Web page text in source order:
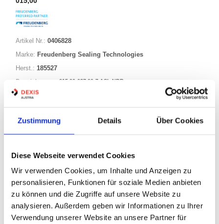
Zustimmung Details Über Cookies
Diese Webseite verwendet Cookies
Wir verwenden Cookies, um Inhalte und Anzeigen zu
personalisieren, Funktionen für soziale Medien anbieten
zu können und die Zugriffe auf unsere Website zu
analysieren. Außerdem geben wir Informationen zu Ihrer
Verwendung unserer Website an unsere Partner für
Artikel Nr.: 0406828
Marke: Freudenberg Sealing Technologies
Herst.: 185527
Bezeichnung:
015,00-027,00-7 ASL NBR
Innen Ø:
Bauform: AS
76 Varianten
STK Warenkorb
Nicht auf Lager